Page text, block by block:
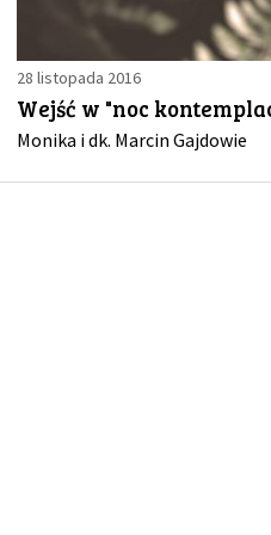
28 listopada 2016
Wejść w "noc
Monika i dk. Marcin Gajdowie